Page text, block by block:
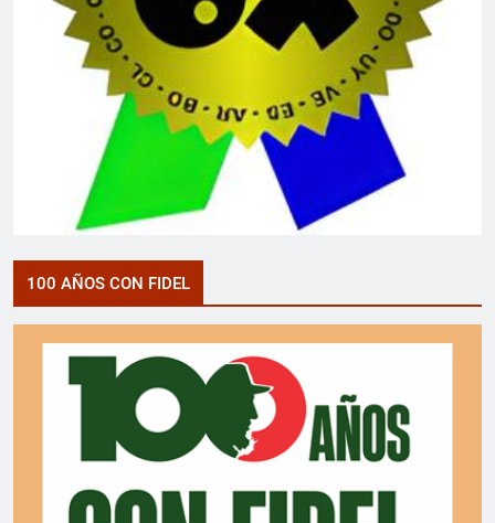
100 AÑOS CON FIDEL